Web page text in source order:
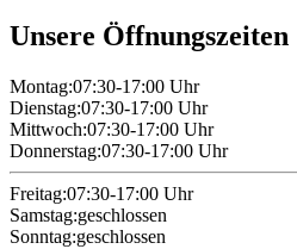
Unsere Öffnungszeiten
Montag:07:30-17:00 Uhr
Dienstag:07:30-17:00 Uhr
Mittwoch:07:30-17:00 Uhr
Donnerstag:07:30-17:00 Uhr
Freitag:07:30-17:00 Uhr
Samstag:geschlossen
Sonntag:geschlossen